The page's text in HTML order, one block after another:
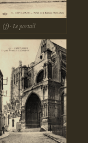
(f)- Le portail